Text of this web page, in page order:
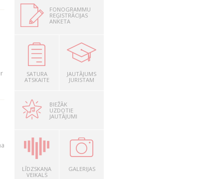
FONOGRAMMU
REĢISTRĀCIJAS
ANKETA
SATURA
ATSKAITE
JAUTĀJUMS
JURISTAM
BIEŽĀK
UZDOTIE
JAUTĀJUMI
LĪDZSKAŅA
VEIKALS
GALERIJAS